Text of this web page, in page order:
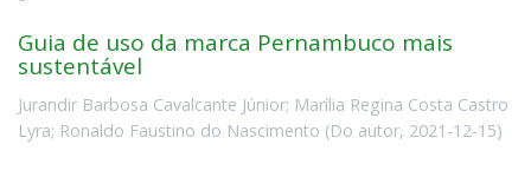
Guia de uso da marca Pernambuco mais
sustentável
Jurandir Barbosa Cavalcante Júnior; Marília Regina Costa Castro
Lyra; Ronaldo Faustino do Nascimento (Do autor, 2021-12-15)